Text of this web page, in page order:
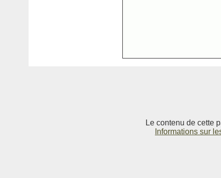
Le contenu de cette
Informations sur